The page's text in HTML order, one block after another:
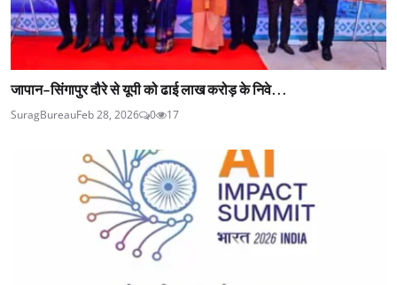
जापान-सिंगापुर दौरे से यूपी को ढाई लाख करोड़ के निवे...
SuragBureauFeb 28, 2026 0 17